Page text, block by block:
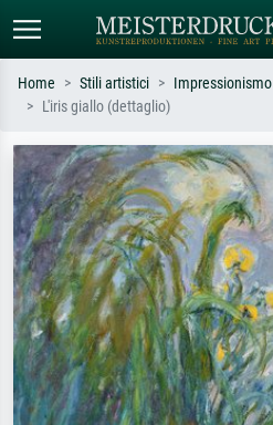
Cerca per artista, titolo o stile – es.
Monet, Notte stellata,
Impressionismo, onda di Hokusai,
nudo.
Home Stili artistici Impressionismo
L'iris giallo (dettaglio)